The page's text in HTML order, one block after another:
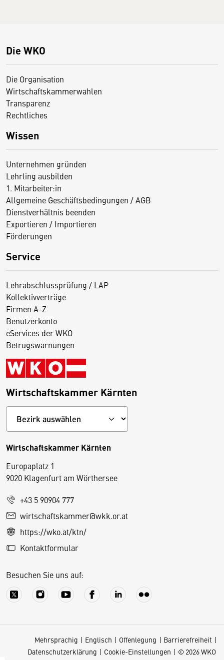
Die WKO
Die Organisation
Wirtschaftskammerwahlen
Transparenz
Rechtliches
Wissen
Unternehmen gründen
Lehrling ausbilden
1. Mitarbeiter:in
Allgemeine Geschäftsbedingungen / AGB
Dienstverhältnis beenden
Exportieren / Importieren
Förderungen
Service
Lehrabschlussprüfung / LAP
Kollektivverträge
Firmen A-Z
Benutzerkonto
eServices der WKO
Betrugswarnungen
Wirtschaftskammer Kärnten
Wirtschaftskammer Kärnten
Europaplatz 1
9020 Klagenfurt am Wörthersee
+43 5 90904 777
wirtschaftskammer@wkk.or.at
https://wko.at/ktn/
Kontaktformular
Besuchen Sie uns auf:
Mehrsprachig Englisch Offenlegung
Barrierefreiheit
Datenschutzerklärung
Cookie-Einstellungen © 2026 WKO
D
e
s
S
e